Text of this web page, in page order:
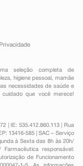
seleção completa de
, higiene pessoal ,mamãe
necessidades de saúde e
que você merece!
| IE: 535.412.860.113 | Rua
13416-585 | SAC – Serviço
à Sexta das 8h às 20h/
responsável:
de Funcionamento